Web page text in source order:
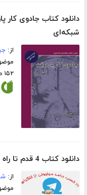
دانلود کتاب جادوی کار
شبکه‌ای
از:
۱۵۲ صفحه
دانلود کتاب 4 قدم تا راه اندازی کسب و کار تلگرامی خود
از: